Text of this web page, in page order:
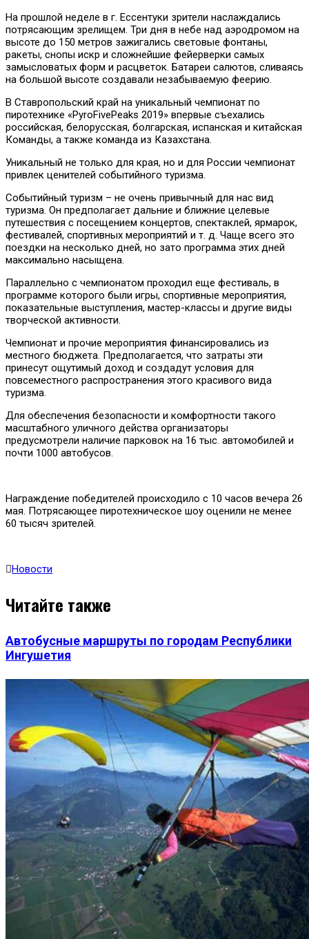
На прошлой неделе в г. Ессентуки зрители наслаждались
потрясающим зрелищем. Три дня в небе над аэродромом на
высоте до 150 метров зажигались световые фонтаны,
ракеты, снопы искр и сложнейшие фейерверки самых
замысловатых форм и расцветок. Батареи салютов, сливаясь
на большой высоте создавали незабываемую феерию.
В Ставропольский край на уникальный чемпионат по
пиротехнике «PyroFivePeaks 2019» впервые съехались
российская, белорусская, болгарская, испанская и китайская
Команды, а также команда из Казахстана.
Уникальный не только для края, но и для России чемпионат
привлек ценителей событийного туризма.
Событийный туризм – не очень привычный для нас вид
туризма. Он предполагает дальние и ближние целевые
путешествия с посещением концертов, спектаклей, ярмарок,
фестивалей, спортивных мероприятий и т. д. Чаще всего это
поездки на несколько дней, но зато программа этих дней
максимально насыщена.
Параллельно с чемпионатом проходил еще фестиваль, в
программе которого были игры, спортивные мероприятия,
показательные выступления, мастер-классы и другие виды
творческой активности.
Чемпионат и прочие мероприятия финансировались из
местного бюджета. Предполагается, что затраты эти
принесут ощутимый доход и создадут условия для
повсеместного распространения этого красивого вида
туризма.
Для обеспечения безопасности и комфортности такого
масштабного уличного действа организаторы
предусмотрели наличие парковок на 16 тыс. автомобилей и
почти 1000 автобусов.
Награждение победителей происходило с 10 часов вечера 26
мая. Потрясающее пиротехническое шоу оценили не менее
60 тысяч зрителей.
Новости
Читайте также
Автобусные маршруты по городам Республики
Ингушетия